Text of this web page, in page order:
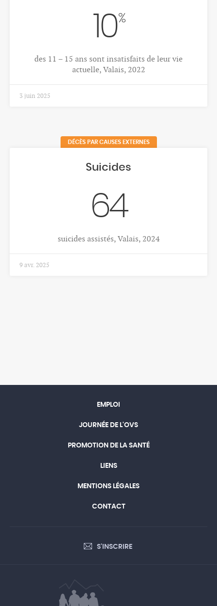
10%
des 11 – 15 ans sont insatisfaits de leur vie
actuelle, Valais, 2022
3 juin 2025
DÉCÈS PAR CAUSES EXTERNES
Suicides
64
suicides assistés, Valais, 2024
9 avr. 2025
EMPLOI
JOURNÉE DE L'OVS
PROMOTION DE LA SANTÉ
LIENS
MENTIONS LÉGALES
CONTACT
S'INSCRIRE